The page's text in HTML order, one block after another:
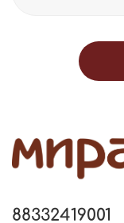
88332419001